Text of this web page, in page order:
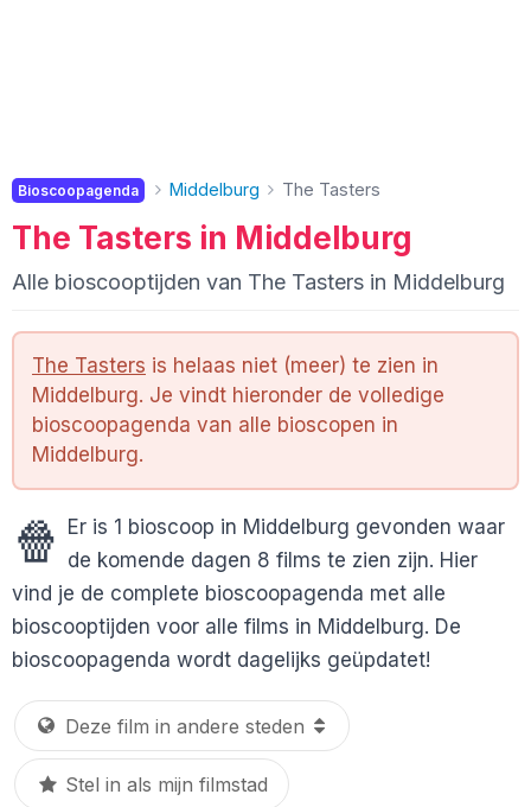
Bioscoopagenda Middelburg The Tasters
The Tasters in Middelburg
Alle bioscooptijden van The Tasters in Middelburg
The Tasters is helaas niet (meer) te zien in
Middelburg. Je vindt hieronder de volledige
bioscoopagenda van alle bioscopen in
Middelburg.
🍿 Er is 1 bioscoop in Middelburg gevonden waar
de komende dagen 8 films te zien zijn. Hier
vind je de complete bioscoopagenda met alle
bioscooptijden voor alle films in Middelburg. De
bioscoopagenda wordt dagelijks geüpdatet!
Stel in als mijn filmstad